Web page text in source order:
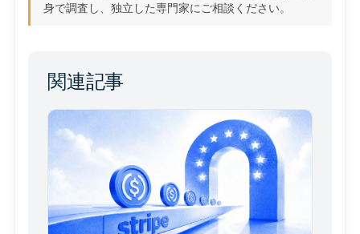
身で調査し、独立した専門家にご相談ください。
関連記事